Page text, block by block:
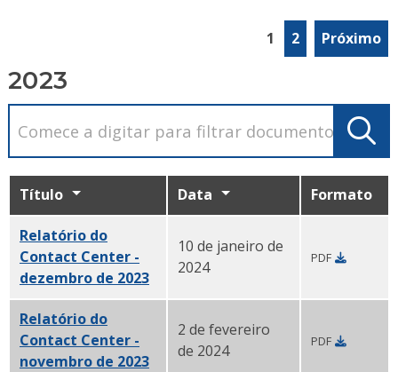
1 2 Próximo
2023
Título Data Formato
Relatório do
Contact Center -
dezembro de 2023PDF
10 de janeiro de
2024
PDF
Relatório do
Contact Center -
novembro de 2023PDF
2 de fevereiro
de 2024
PDF